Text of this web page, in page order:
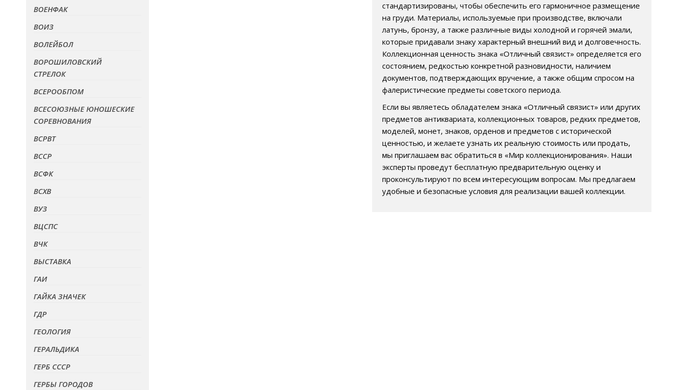
стандартизированы, чтобы обеспечить его гармоничное размещение
на груди. Материалы, используемые при производстве, включали
латунь, бронзу, а также различные виды холодной и горячей эмали,
которые придавали знаку характерный внешний вид и долговечность.
Коллекционная ценность знака «Отличный связист» определяется его
состоянием, редкостью конкретной разновидности, наличием
документов, подтверждающих вручение, а также общим спросом на
фалеристические предметы советского периода.
Если вы являетесь обладателем знака «Отличный связист» или других
предметов антиквариата, коллекционных товаров, редких предметов,
моделей, монет, знаков, орденов и предметов с исторической
ценностью, и желаете узнать их реальную стоимость или продать,
мы приглашаем вас обратиться в «Мир коллекционирования». Наши
эксперты проведут бесплатную предварительную оценку и
проконсультируют по всем интересующим вопросам. Мы предлагаем
удобные и безопасные условия для реализации вашей коллекции.
ВОЕНФАК
ВОИЗ
ВОЛЕЙБОЛ
ВОРОШИЛОВСКИЙ
СТРЕЛОК
ВСЕРООБПОМ
ВСЕСОЮЗНЫЕ ЮНОШЕСКИЕ
СОРЕВНОВАНИЯ
ВСРВТ
ВССР
ВСФК
ВСХВ
ВУЗ
ВЦСПС
ВЧК
ВЫСТАВКА
ГАИ
ГАЙКА ЗНАЧЕК
ГДР
ГЕОЛОГИЯ
ГЕРАЛЬДИКА
ГЕРБ СССР
ГЕРБЫ ГОРОДОВ